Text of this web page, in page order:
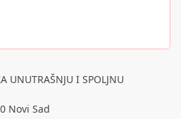
UNUTRAŠNJU I SPOLJNU
Novi Sad